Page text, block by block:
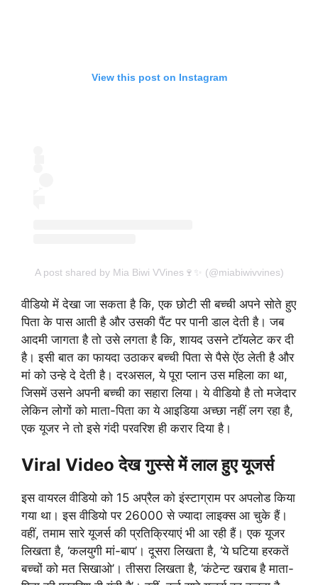
View this post on Instagram
A post shared by Mia Biwi VVines🍷✨ (@miabiwivvines)
वीडियो में देखा जा सकता है कि, एक छोटी सी बच्ची अपने सोते हुए
पिता के पास आती है और उसकी पैंट पर पानी डाल देती है। जब
आदमी जागता है तो उसे लगता है कि, शायद उसने टॉयलेट कर दी
है। इसी बात का फायदा उठाकर बच्ची पिता से पैसे ऐंठ लेती है और
मां को उन्हे दे देती है। दरअसल, ये पूरा प्लान उस महिला का था,
जिसमें उसने अपनी बच्ची का सहारा लिया। ये वीडियो है तो मजेदार
लेकिन लोगों को माता-पिता का ये आइडिया अच्छा नहीं लग रहा है,
एक यूजर ने तो इसे गंदी परवरिश ही करार दिया है।
Viral Video देख गुस्से में लाल हुए यूजर्स
इस वायरल वीडियो को 15 अप्रैल को इंस्टाग्राम पर अपलोड किया
गया था। इस वीडियो पर 26000 से ज्यादा लाइक्स आ चुके हैं।
वहीं, तमाम सारे यूजर्स की प्रतिक्रियाएं भी आ रही हैं। एक यूजर
लिखता है, ‘कलयुगी मां-बाप’। दूसरा लिखता है, ‘ये घटिया हरकतें
बच्चों को मत सिखाओ’। तीसरा लिखता है, ‘कंटेन्ट खराब है माता-